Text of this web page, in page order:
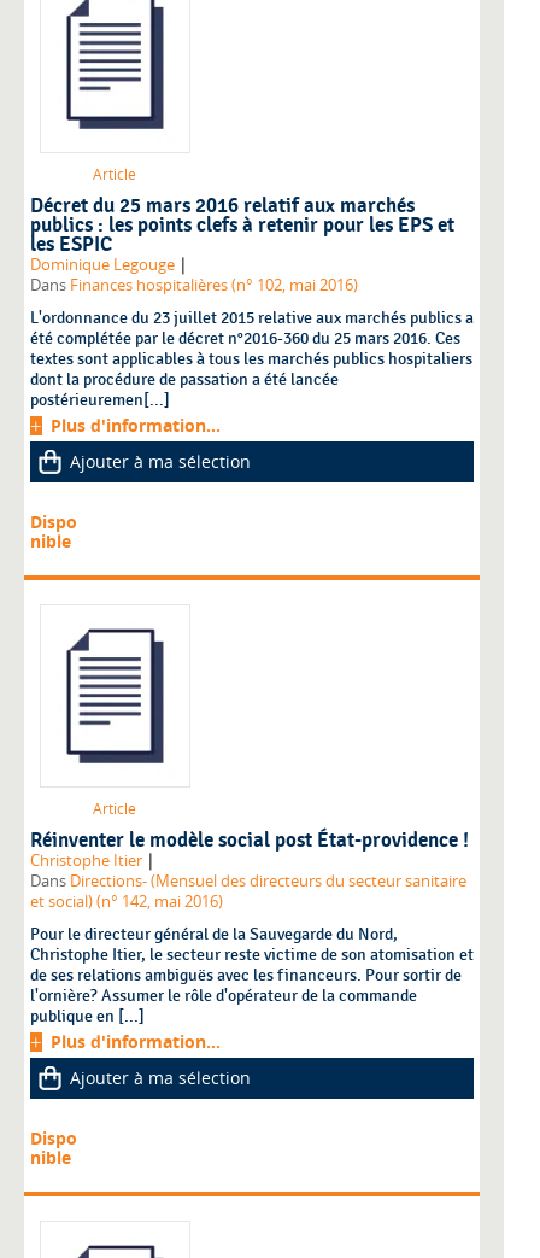
Article
Décret du 25 mars 2016 relatif aux marchés
publics : les points clefs à retenir pour les EPS et
les ESPIC
Dominique Legouge |
Dans Finances hospitalières (n° 102, mai 2016)
L'ordonnance du 23 juillet 2015 relative aux marchés publics a
été complétée par le décret n°2016-360 du 25 mars 2016. Ces
textes sont applicables à tous les marchés publics hospitaliers
dont la procédure de passation a été lancée
postérieuremen[...]
Plus d'information...
Ajouter à ma sélection
Dispo
nible
Article
Réinventer le modèle social post État-providence !
Christophe Itier |
Dans Directions- (Mensuel des directeurs du secteur sanitaire
et social) (n° 142, mai 2016)
Pour le directeur général de la Sauvegarde du Nord,
Christophe Itier, le secteur reste victime de son atomisation et
de ses relations ambiguës avec les financeurs. Pour sortir de
l'ornière? Assumer le rôle d'opérateur de la commande
publique en [...]
Plus d'information...
Ajouter à ma sélection
Dispo
nible